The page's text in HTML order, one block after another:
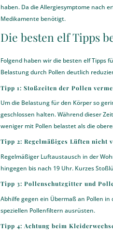
haben. Da die Allergiesymptome nach
Medikamente benötigt.
Die besten elf Tipps
Folgend haben wir die besten elf Tipps
Belastung durch Pollen deutlich
Tipp 1: Stoßzeiten der Pollen
Um die Belastung für den Körper so
geschlossen halten. Während dieser
weniger mit Pollen belastet als die
Tipp 2: Regelmäßiges Lüften nicht
Regelmäßiger Luftaustausch in der
hingegen bis nach 19 Uhr. Kurzes
Tipp 3: Pollenschutzgitter und
Abhilfe gegen ein Übermaß an Pollen
speziellen Pollenfiltern ausrüsten.
Tipp 4: Achtung beim